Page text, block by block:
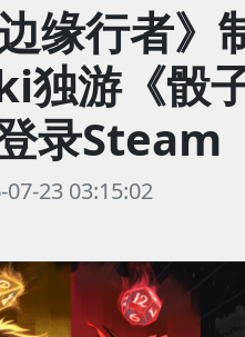
缘行者》
独游《骰
录Steam
23 03:15:02